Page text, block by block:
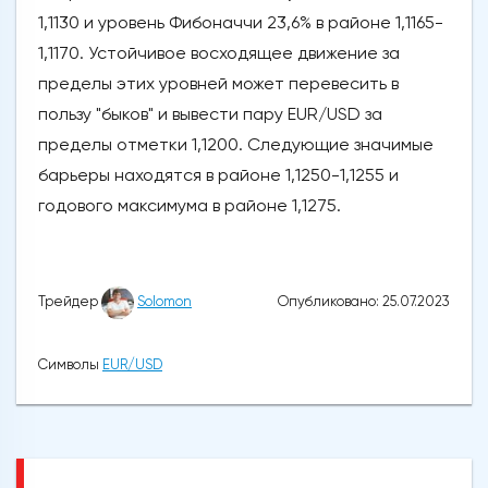
1,1130 и уровень Фибоначчи 23,6% в районе 1,1165-
1,1170. Устойчивое восходящее движение за
пределы этих уровней может перевесить в
пользу "быков" и вывести пару EUR/USD за
пределы отметки 1,1200. Следующие значимые
барьеры находятся в районе 1,1250-1,1255 и
годового максимума в районе 1,1275.
Трейдер Solomon Опубликовано: 25.07.2023
Символы EUR/USD